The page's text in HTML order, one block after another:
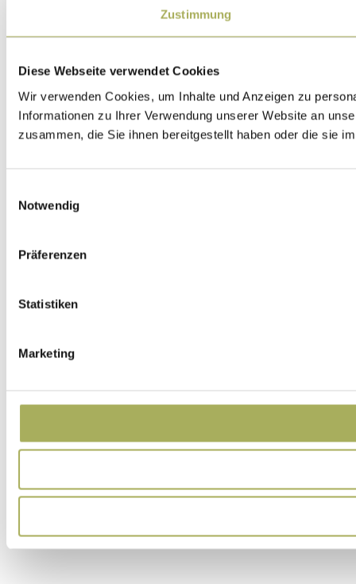
Zustimmung
Diese Webseite verwendet Cookies
Wir verwenden Cookies, um Inhalte und Anzeigen zu
Informationen zu Ihrer Verwendung unserer Website an
zusammen, die Sie ihnen bereitgestellt haben oder die sie
Notwendig
Präferenzen
Statistiken
Marketing